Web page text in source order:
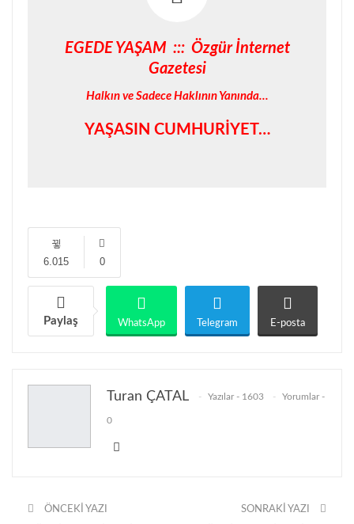
EGEDE YAŞAM ::: Özgür İnternet
Gazetesi
Halkın ve Sadece Haklının Yanında…
YAŞASIN CUMHURİYET…
0
6.015
Paylaş WhatsApp Telegram E-posta
Turan ÇATAL Yazılar - 1603 Yorumlar -
0
ÖNCEKI YAZI SONRAKI YAZI